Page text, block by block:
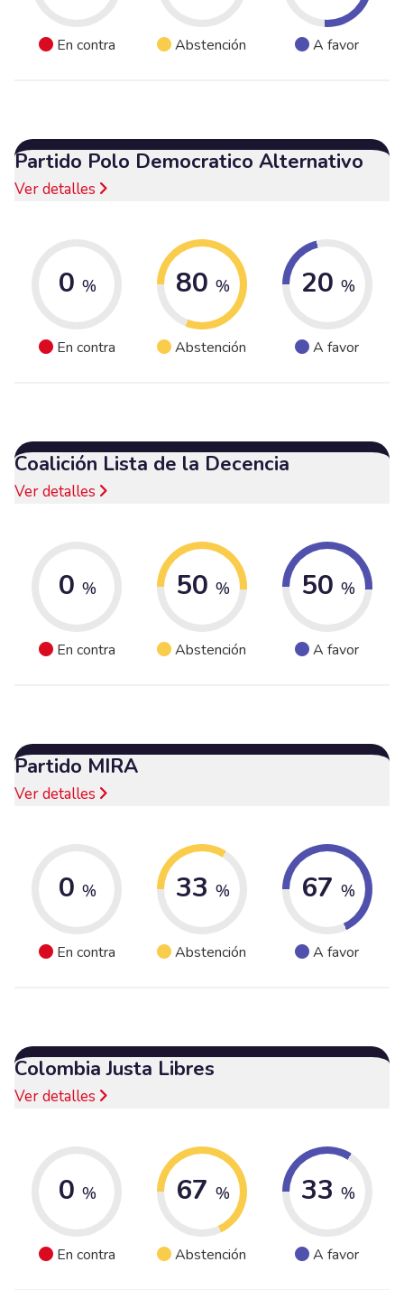
En contra Abstención A favor
Partido Polo Democratico Alternativo
Ver detalles
0 %
En contra
80 %
Abstención
20 %
A favor
Coalición Lista de la Decencia
Ver detalles
0 %
En contra
50 %
Abstención
50 %
A favor
Partido MIRA
Ver detalles
0 %
En contra
33 %
Abstención
67 %
A favor
Colombia Justa Libres
Ver detalles
0 %
En contra
67 %
Abstención
33 %
A favor